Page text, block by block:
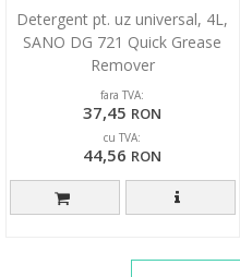
Detergent pt. uz universal, 4L,
SANO DG 721 Quick Grease
Remover
fara TVA:
37,45 RON
cu TVA:
44,56 RON